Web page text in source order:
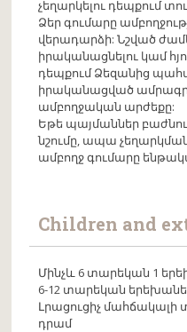
չեղարկելու դեպքում
Ձեր գումարը
վերադարձի: Նշված
իրականացնելու կամ
դեպքում Ձեզանից
իրականացված
ամբողջական արժեքը:
Եթե պայմաններ
նշումը, ապա
ամբողջ գումարը
Children and
Մինչև 6 տարեկան 1
6-12 տարեկան
Լրացուցիչ մահճակալի
դրամ